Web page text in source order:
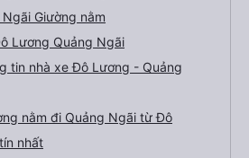
Giường nằm
Lương Quảng Ngãi
tin nhà xe Đô Lương - Quảng
nằm đi Quảng Ngãi từ Đô
nhất